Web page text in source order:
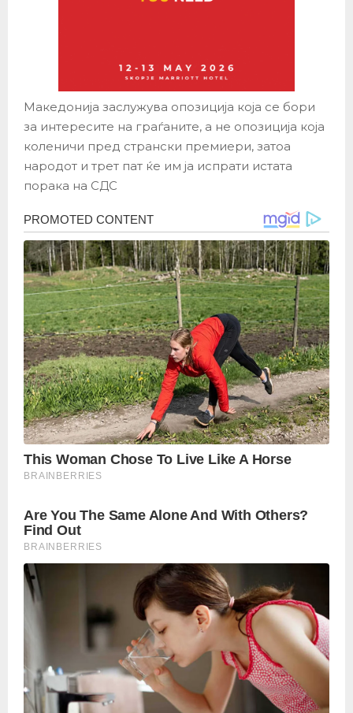
Македонија заслужува опозиција која се бори
за интересите на граѓаните, а не опозиција која
коленичи пред странски премиери, затоа
народот и трет пат ќе им ја испрати истата
порака на СДС